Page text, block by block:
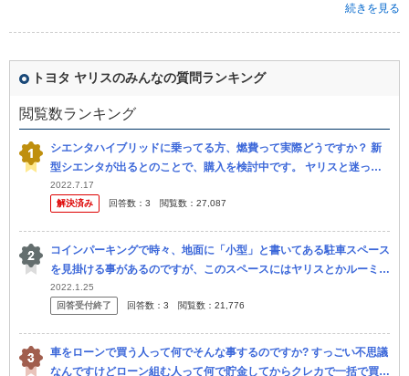
続きを見る
トヨタ ヤリスのみんなの質問ランキング
閲覧数ランキング
シエンタハイブリッドに乗ってる方、燃費って実際どうですか？ 新
型シエンタが出るとのことで、購入を検討中です。 ヤリスと迷って
ますが、ヤリスはちょっと狭くいが燃費は良さそうだし… シエンタ
は広いけ...
2022.7.17
解決済み
回答数： 3 閲覧数： 27,087
コインパーキングで時々、地面に「小型」と書いてある駐車スペース
を見掛ける事があるのですが、このスペースにはヤリスとかルーミー
のようなコンパクトカーを停めても大丈夫でしょうか？？
2022.1.25
回答受付終了
回答数： 3 閲覧数： 21,776
車をローンで買う人って何でそんな事するのですか? すっごい不思議
なんですけどローン組む人って何で貯金してからクレカで一括で買わ